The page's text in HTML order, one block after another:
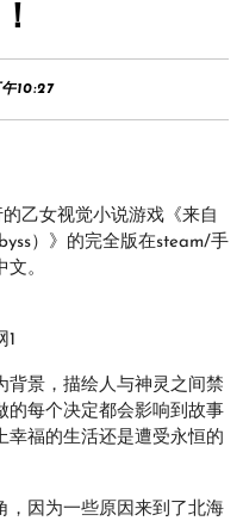
午10:27
乙女视觉小说游戏《来自
）》的完全版在steam/手
。
背景，描绘人与神灵之间禁
的每个决定都会影响到故事
幸福的生活还是遭受永恒的
，因为一些原因来到了北海